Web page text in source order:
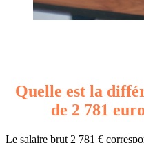
Quelle est la
de 2 781
Le salaire brut 2 781 €